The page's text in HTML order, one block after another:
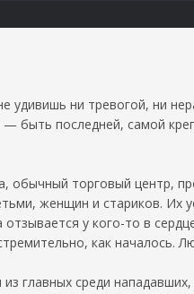
ни тревогой, ни
— быть последней, самой
обычный торговый центр,
женщин и стариков.
у кого-то в
как началось.
главных среди